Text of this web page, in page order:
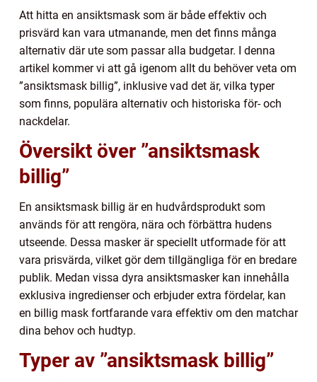
Att hitta en ansiktsmask som är både effektiv och
prisvärd kan vara utmanande, men det finns många
alternativ där ute som passar alla budgetar. I denna
artikel kommer vi att gå igenom allt du behöver veta om
”ansiktsmask billig”, inklusive vad det är, vilka typer
som finns, populära alternativ och historiska för- och
nackdelar.
Översikt över ”ansiktsmask
billig”
En ansiktsmask billig är en hudvårdsprodukt som
används för att rengöra, nära och förbättra hudens
utseende. Dessa masker är speciellt utformade för att
vara prisvärda, vilket gör dem tillgängliga för en bredare
publik. Medan vissa dyra ansiktsmasker kan innehålla
exklusiva ingredienser och erbjuder extra fördelar, kan
en billig mask fortfarande vara effektiv om den matchar
dina behov och hudtyp.
Typer av ”ansiktsmask billig”